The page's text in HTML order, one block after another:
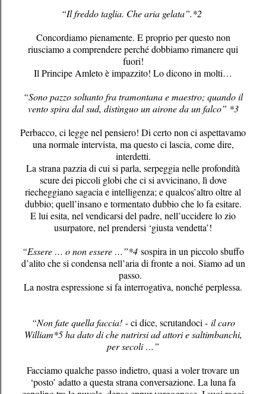
“Il freddo taglia. Che aria gelata”.*2
Concordiamo pienamente. E proprio per questo non
riusciamo a comprendere perché dobbiamo rimanere qui
fuori!
Il Principe Amleto è impazzito! Lo dicono in molti…
“Sono pazzo soltanto fra tramontana e maestro; quando il
vento spira dal sud, distinguo un airone da un falco” *3
Perbacco, ci legge nel pensiero! Di certo non ci aspettavamo
una normale intervista, ma questo ci lascia, come dire,
interdetti.
La strana pazzia di cui si parla, serpeggia nelle profondità
scure dei piccoli globi che ci si avvicinano, lì dove
riecheggiano sagacia e intelligenza; e qualcos’altro oltre al
dubbio; quell’insano e tormentato dubbio che lo fa esitare.
E lui esita, nel vendicarsi del padre, nell’uccidere lo zio
usurpatore, nel prendersi ‘giusta vendetta’!
“Essere … o non essere …”*4 sospira in un piccolo sbuffo
d’alito che si condensa nell’aria di fronte a noi. Siamo ad un
passo.
La nostra espressione si fa interrogativa, nonché perplessa.
“Non fate quella faccia!- ci dice, scrutandoci - il caro
William*5 ha dato di che nutrirsi ad attori e saltimbanchi,
per secoli …”
Facciamo qualche passo indietro, quasi a voler trovare un
‘posto’ adatto a questa strana conversazione. La luna fa